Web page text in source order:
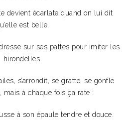
devient écarlate quand on lui dit
est belle.
sur ses pattes pour imiter les
hirondelles.
s’arrondit, se gratte, se gonfle
mais à chaque fois ça rate :
à son épaule tendre et douce.